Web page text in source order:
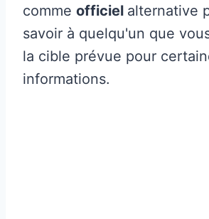
comme officiel alternative
savoir à quelqu'un que
la cible prévue pour
informations.